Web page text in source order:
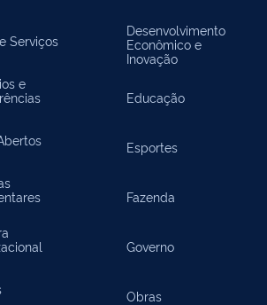
Serviços
e
Desenvolvimento
Econômico e
Inovação
Educação
Esportes
Fazenda
Governo
Obras